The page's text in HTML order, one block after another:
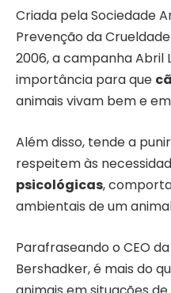
Criada pela Sociedade
Prevenção da
2006, a campanha Abril
importância para que
animais vivam bem e
Além disso, tende a
respeitem às
psicológicas,
ambientais de um
Parafraseando o CEO
Bershadker, é mais do